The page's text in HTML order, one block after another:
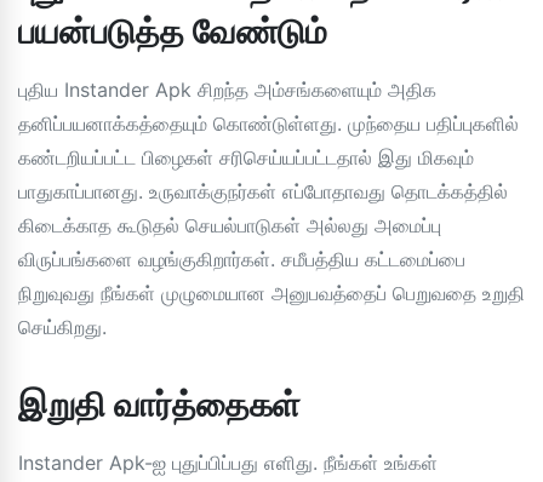
பயன்படுத்த வேண்டும்
புதிய Instander Apk சிறந்த அம்சங்களையும் அதிக
தனிப்பயனாக்கத்தையும் கொண்டுள்ளது. முந்தைய பதிப்புகளில்
கண்டறியப்பட்ட பிழைகள் சரிசெய்யப்பட்டதால் இது மிகவும்
பாதுகாப்பானது. உருவாக்குநர்கள் எப்போதாவது தொடக்கத்தில்
கிடைக்காத கூடுதல் செயல்பாடுகள் அல்லது அமைப்பு
விருப்பங்களை வழங்குகிறார்கள். சமீபத்திய கட்டமைப்பை
நிறுவுவது நீங்கள் முழுமையான அனுபவத்தைப் பெறுவதை உறுதி
செய்கிறது.
இறுதி வார்த்தைகள்
Instander Apk-ஐ புதுப்பிப்பது எளிது. நீங்கள் உங்கள்